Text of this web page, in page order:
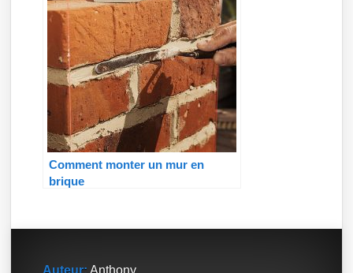
Comment monter un mur en
brique
Auteur: Anthony